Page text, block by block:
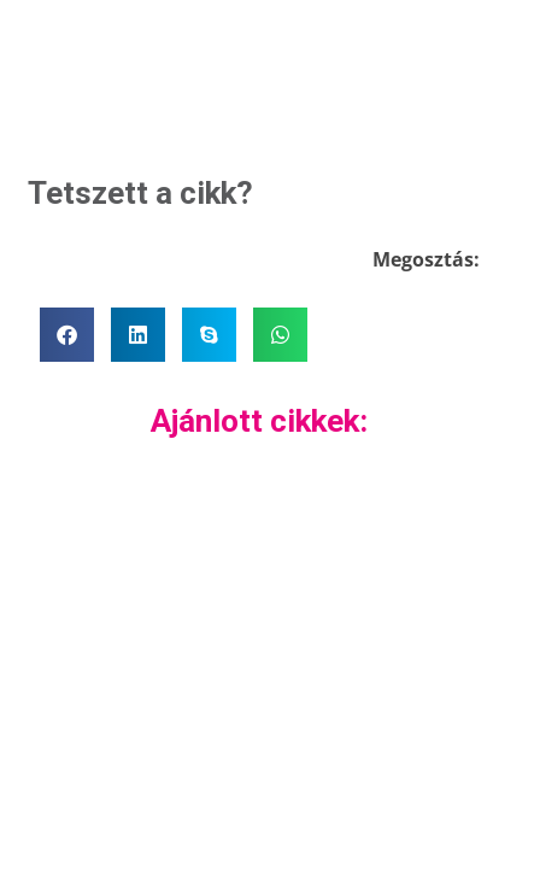
Tetszett a cikk?
Megosztás:
Ajánlott cikkek: